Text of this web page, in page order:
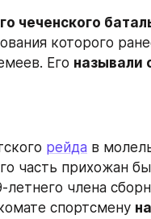
чеченского
которого
Его называли
рейда в
часть прихожан
летнего члена
спортсмену